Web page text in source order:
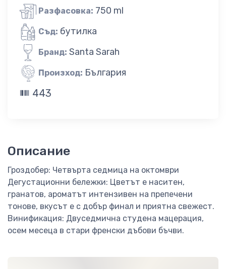
Разфасовка: 750 ml
Съд: бутилка
Бранд: Santa Sarah
Произход: България
443
Описание
Гроздобер: Четвърта седмица на октомври
Дегустационни бележки: Цветът е наситен,
гранатов, ароматът интензивен на препечени
тонове, вкусът е с добър финал и приятна свежест.
Винификация: Двуседмична студена мацерация,
осем месеца в стари френски дъбови бъчви.